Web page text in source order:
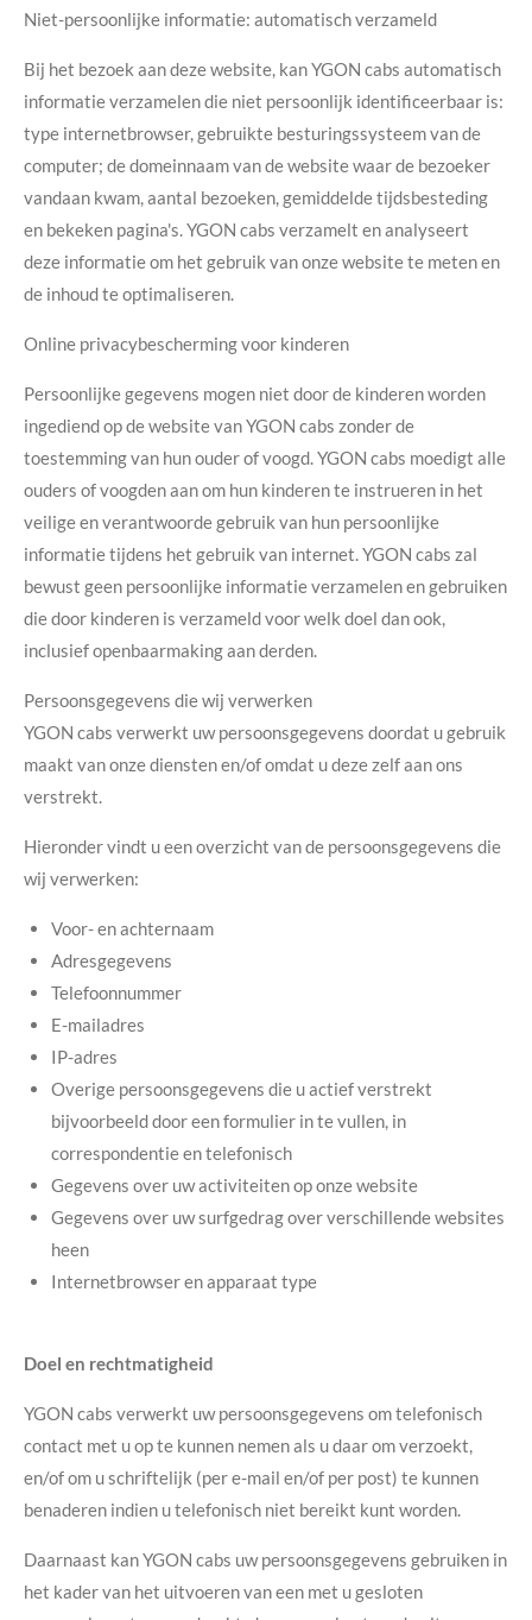
Niet-persoonlijke informatie: automatisch verzameld
Bij het bezoek aan deze website, kan YGON cabs automatisch
informatie verzamelen die niet persoonlijk identificeerbaar is:
type internetbrowser, gebruikte besturingssysteem van de
computer; de domeinnaam van de website waar de bezoeker
vandaan kwam, aantal bezoeken, gemiddelde tijdsbesteding
en bekeken pagina's. YGON cabs verzamelt en analyseert
deze informatie om het gebruik van onze website te meten en
de inhoud te optimaliseren.
Online privacybescherming voor kinderen
Persoonlijke gegevens mogen niet door de kinderen worden
ingediend op de website van YGON cabs zonder de
toestemming van hun ouder of voogd. YGON cabs moedigt alle
ouders of voogden aan om hun kinderen te instrueren in het
veilige en verantwoorde gebruik van hun persoonlijke
informatie tijdens het gebruik van internet. YGON cabs zal
bewust geen persoonlijke informatie verzamelen en gebruiken
die door kinderen is verzameld voor welk doel dan ook,
inclusief openbaarmaking aan derden.
Persoonsgegevens die wij verwerken
YGON cabs verwerkt uw persoonsgegevens doordat u gebruik
maakt van onze diensten en/of omdat u deze zelf aan ons
verstrekt.
Hieronder vindt u een overzicht van de persoonsgegevens die
wij verwerken:
Voor- en achternaam
Adresgegevens
Telefoonnummer
E-mailadres
IP-adres
Overige persoonsgegevens die u actief verstrekt
bijvoorbeeld door een formulier in te vullen, in
correspondentie en telefonisch
Gegevens over uw activiteiten op onze website
Gegevens over uw surfgedrag over verschillende websites
heen
Internetbrowser en apparaat type
Doel en rechtmatigheid
YGON cabs verwerkt uw persoonsgegevens om telefonisch
contact met u op te kunnen nemen als u daar om verzoekt,
en/of om u schriftelijk (per e-mail en/of per post) te kunnen
benaderen indien u telefonisch niet bereikt kunt worden.
Daarnaast kan YGON cabs uw persoonsgegevens gebruiken in
het kader van het uitvoeren van een met u gesloten